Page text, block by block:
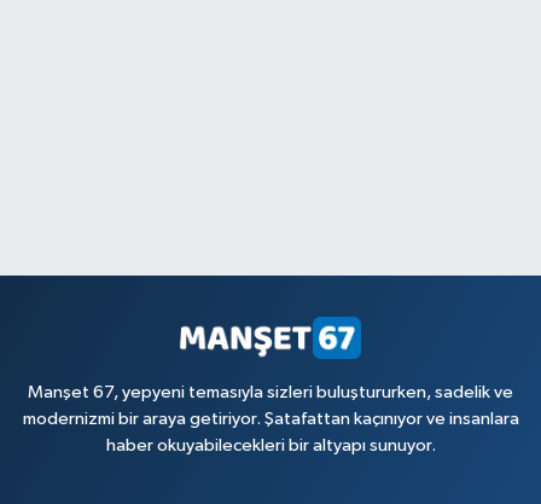
Manşet 67, yepyeni temasıyla sizleri buluştururken, sadelik ve
modernizmi bir araya getiriyor. Şatafattan kaçınıyor ve insanlara
haber okuyabilecekleri bir altyapı sunuyor.